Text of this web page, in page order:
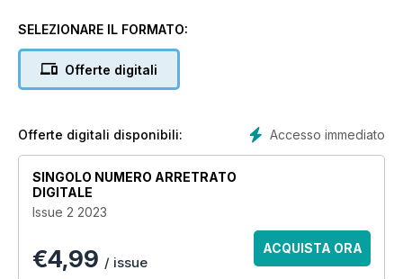
XJ Emaculated Wombat Storage
SELEZIONARE IL FORMATO:
Offerte digitali
Accesso immediato
Offerte digitali disponibili:
SINGOLO NUMERO ARRETRATO
DIGITALE
Issue 2 2023
€4,99 / issue
ACQUISTA ORA